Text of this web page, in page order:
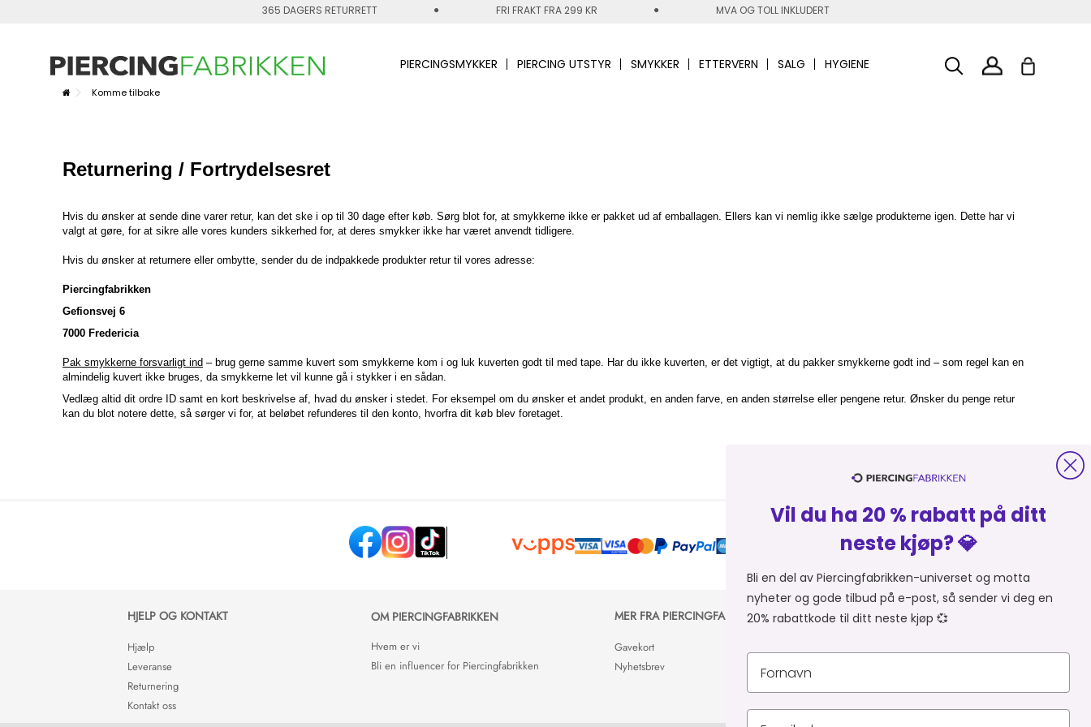
365 DAGERS RETURRETT FRI FRAKT FRA 299 KR MVA OG TOLL INKLUDERT
PIERCINGSMYKKER PIERCING UTSTYR SMYKKER ETTERVERN SALG HYGIENE
Komme tilbake
Returnering / Fortrydelsesret
Hvis du ønsker at sende dine varer retur, kan det ske i op til 30 dage efter køb. Sørg blot for, at smykkerne ikke er pakket ud af emballagen. Ellers kan vi nemlig ikke sælge produkterne igen. Dette har vi
valgt at gøre, for at sikre alle vores kunders sikkerhed for, at deres smykker ikke har været anvendt tidligere.
Hvis du ønsker at returnere eller ombytte, sender du de indpakkede produkter retur til vores adresse:
Piercingfabrikken
Gefionsvej 6
7000 Fredericia
Pak smykkerne forsvarligt ind – brug gerne samme kuvert som smykkerne kom i og luk kuverten godt til med tape. Har du ikke kuverten, er det vigtigt, at du pakker smykkerne godt ind – som regel kan en
almindelig kuvert ikke bruges, da smykkerne let vil kunne gå i stykker i en sådan.
Vedlæg altid dit ordre ID samt en kort beskrivelse af, hvad du ønsker i stedet. For eksempel om du ønsker et andet produkt, en anden farve, en anden størrelse eller pengene retur. Ønsker du penge retur
kan du blot notere dette, så sørger vi for, at beløbet refunderes til den konto, hvorfra dit køb blev foretaget.
HJELP OG KONTAKT
Hjælp
Leveranse
Returnering
Kontakt oss
OM PIERCINGFABRIKKEN
Hvem er vi
Bli en influencer for Piercingfabrikken
MER FRA PIERCINGFABRIKKEN
Gavekort
Nyhetsbrev
HANDLE FRA
Vil du ha 20 % rabatt på ditt
neste kjøp? 💎
Bli en del av Piercingfabrikken-universet og motta
nyheter og gode tilbud på e-post, så sender vi deg en
20% rabattkode til ditt neste kjøp 💞